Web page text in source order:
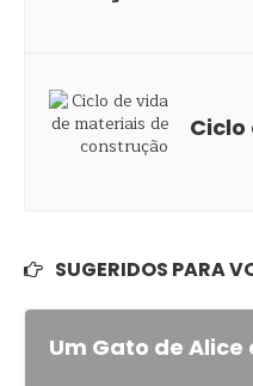
SUGERIDOS PARA
Um Gato de Alice